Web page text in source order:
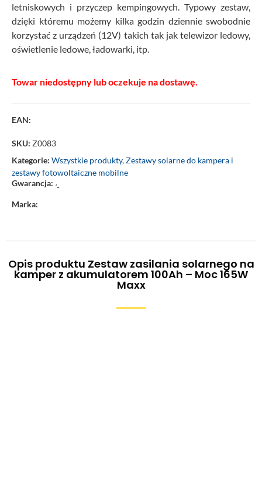
letniskowych i przyczep kempingowych. Typowy zestaw,
dzięki któremu możemy kilka godzin dziennie swobodnie
korzystać z urządzeń (12V) takich tak jak telewizor ledowy,
oświetlenie ledowe, ładowarki, itp.
Towar niedostępny lub oczekuje na dostawę.
EAN:
SKU: Z0083
Kategorie: Wszystkie produkty,Zestawy solarne do kampera i
zestawy fotowoltaiczne mobilne
Gwarancja: ‘-
Marka:
Opis produktu Zestaw zasilania solarnego na
kamper z akumulatorem 100Ah – Moc 165W
Maxx